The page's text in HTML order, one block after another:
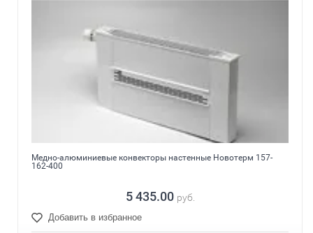
Медно-алюминиевые конвекторы настенные Новотерм 157-
162-400
5 435.00 руб.
Добавить в избранное